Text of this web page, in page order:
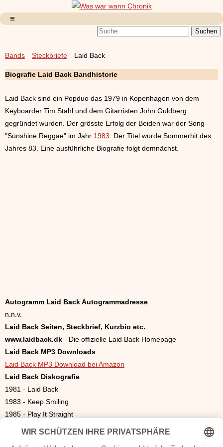
Bands Steckbriefe Laid Back
Biografie Laid Back Bandhistorie
Laid Back sind ein Popduo das 1979 in Kopenhagen von dem
Keyboarder Tim Stahl und dem Gitarristen John Guldberg
gegründet wurden. Der grösste Erfolg der Beiden war der Song
"Sunshine Reggae" im Jahr 1983 . Der Titel wurde Sommerhit des
Jahres 83. Eine ausführliche Biografie folgt demnächst.
Autogramm Laid Back Autogrammadresse
n.n.v.
Laid Back Seiten, Steckbrief, Kurzbio etc.
www.laidback.dk - Die offizielle Laid Back Homepage
Laid Back MP3 Downloads
Laid Back MP3 Download bei Amazon
Laid Back Diskografie
1981 - Laid Back
1983 - Keep Smiling
1985 - Play It Straight
1987 - See You in the Lobby